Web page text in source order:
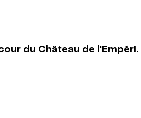
du Château de l'Empéri.